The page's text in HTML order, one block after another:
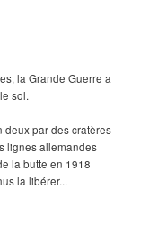
la Grande Guerre a
sol.
deux par des cratères
lignes allemandes
la butte en 1918
la libérer...